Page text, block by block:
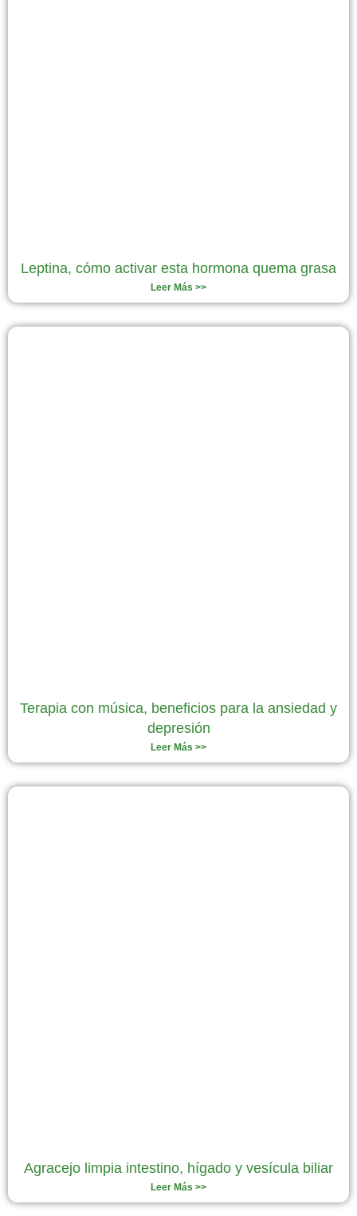
Leptina, cómo activar esta hormona quema grasa
Leer Más >>
Terapia con música, beneficios para la ansiedad y
depresión
Leer Más >>
Agracejo limpia intestino, hígado y vesícula biliar
Leer Más >>